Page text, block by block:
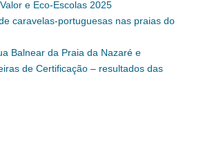
e Eco-Escolas 2025
caravelas-portuguesas nas praias do
Balnear da Praia da Nazaré e
de Certificação – resultados das